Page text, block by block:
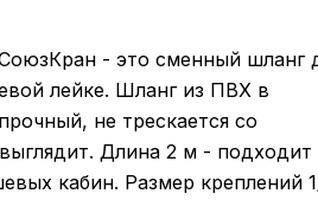
- это сменный шланг
лейке. Шланг из ПВХ в
не трескается со
Длина 2 м - подходит
кабин. Размер креплений